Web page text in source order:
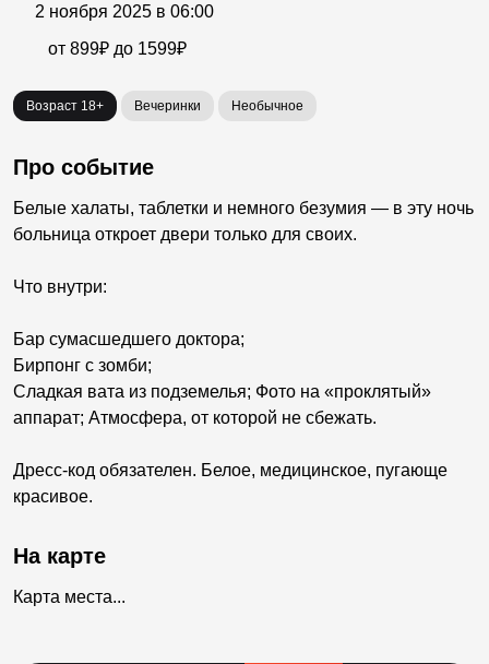
2 ноября 2025 в 06:00
от 899₽ до 1599₽
Возраст 18+ Вечеринки Необычное
Про событие
Белые халаты, таблетки и немного безумия — в эту ночь
больница откроет двери только для своих.
Что внутри:
Бар сумасшедшего доктора;
Бирпонг с зомби;
Сладкая вата из подземелья; Фото на «проклятый»
аппарат; Атмосфера, от которой не сбежать.
Дресс-код обязателен. Белое, медицинское, пугающе
красивое.
На карте
Карта места...